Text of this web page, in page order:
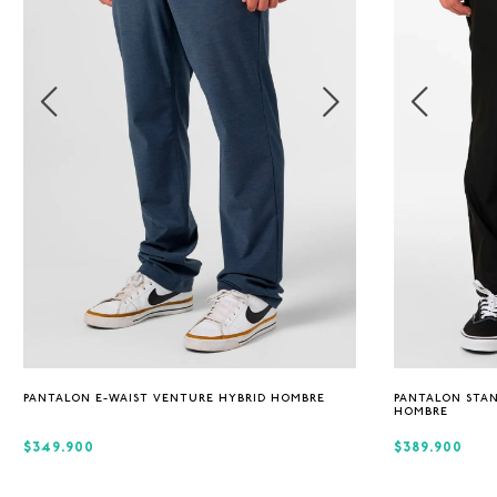
PANTALON E-WAIST VENTURE HYBRID HOMBRE
S M L XL
$349.900
PANTALON
HOMBRE
30
$389.900